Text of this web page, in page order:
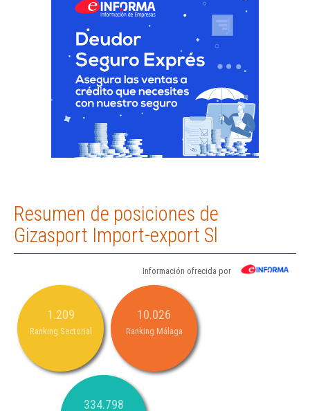
Resumen de posiciones de
Gizasport Import-export Sl
Información ofrecida por
1.209
Ranking Sectorial
10.026
Ranking Málaga
334.798